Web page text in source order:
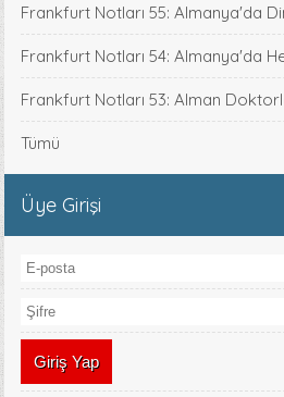
Frankfurt Notları 55: Almanya'da
Frankfurt Notları 54: Almanya'da
Frankfurt Notları 53: Alman
Tümü
Üye Girişi